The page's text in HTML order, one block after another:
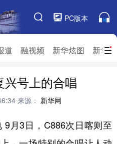
PC版本
道 融视频 新华炫图 新华
栏目
原创报道
融视频
新华云直播
文化旅游
乡村振兴
兴号上的合唱
来源： 新华网
3日，C886次日喀则至